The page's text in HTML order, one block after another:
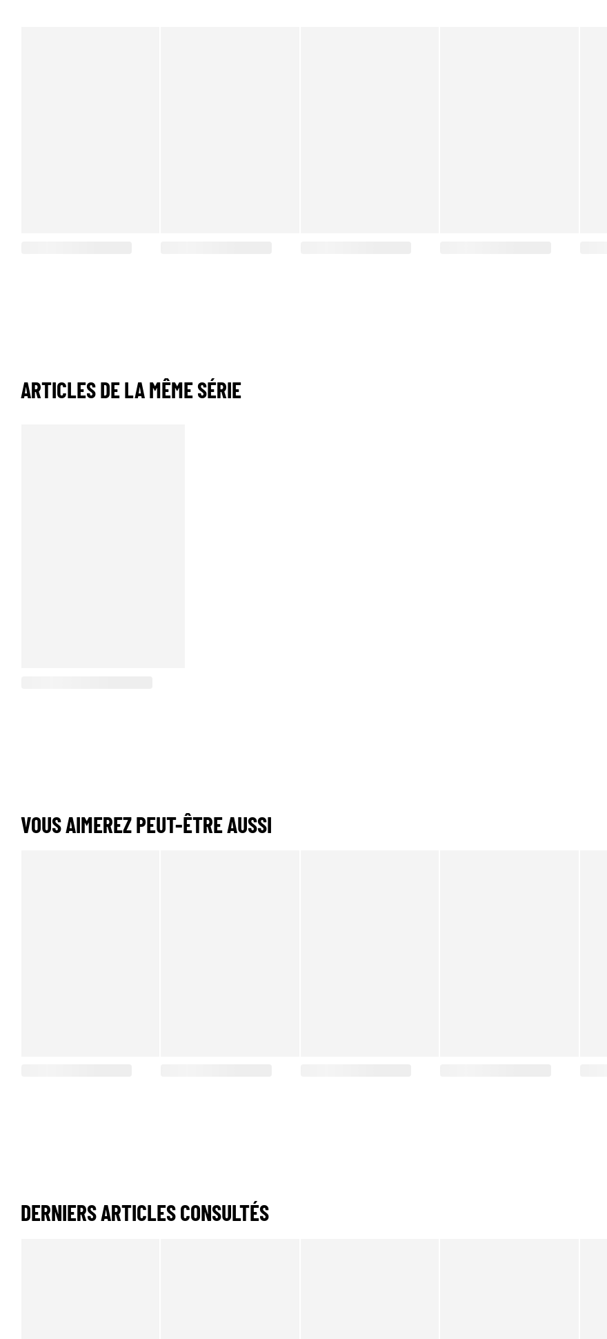
ARTICLES DE LA MÊME SÉRIE
VOUS AIMEREZ PEUT-ÊTRE AUSSI
DERNIERS ARTICLES CONSULTÉS